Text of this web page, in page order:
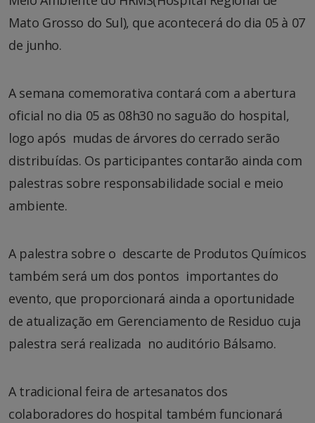
Mato Grosso do Sul), que acontecerá do dia 05 à 07
de junho.
A semana comemorativa contará com a abertura
oficial no dia 05 as 08h30 no saguão do hospital,
logo após mudas de árvores do cerrado serão
distribuídas. Os participantes contarão ainda com
palestras sobre responsabilidade social e meio
ambiente.
A palestra sobre o descarte de Produtos Químicos
também será um dos pontos importantes do
evento, que proporcionará ainda a oportunidade
de atualização em Gerenciamento de Residuo cuja
palestra será realizada no auditório Bálsamo.
A tradicional feira de artesanatos dos
colaboradores do hospital também funcionará